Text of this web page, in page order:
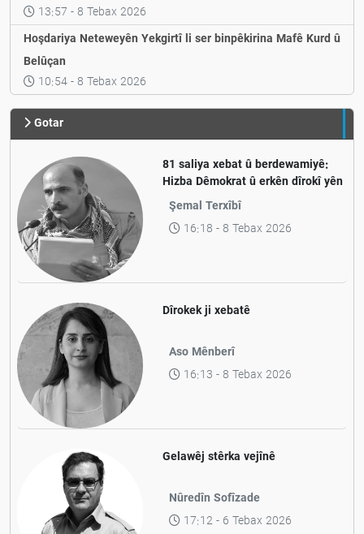
13:57 - 8 Tebax 2026
Hoşdariya Neteweyên Yekgirtî li ser binpêkirina Mafê Kurd û
Belûçan
10:54 - 8 Tebax 2026
Gotar
81 saliya xebat û berdewamiyê:
Hizba Dêmokrat û erkên dîrokî yên
nifşa nû li Rojhilatê Kurdistanê
Şemal Terxîbî
16:18 - 8 Tebax 2026
Dîrokek ji xebatê
Aso Mênberî
16:13 - 8 Tebax 2026
Gelawêj stêrka vejînê
Nûredîn Sofîzade
17:12 - 6 Tebax 2026